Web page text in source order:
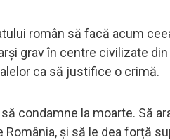
român să facă acum
grav în centre civilizate
ca să justifice o crimă.
condamne la moarte. Să
și să le dea forță